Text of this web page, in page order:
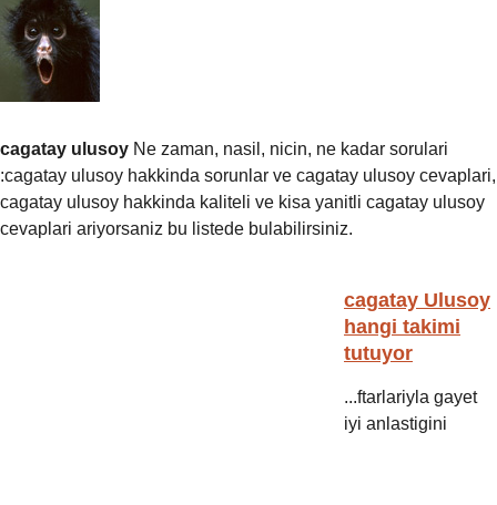
cagatay ulusoy Ne zaman, nasil, nicin, ne kadar sorulari
:cagatay ulusoy hakkinda sorunlar ve cagatay ulusoy cevaplari,
cagatay ulusoy hakkinda kaliteli ve kisa yanitli cagatay ulusoy
cevaplari ariyorsaniz bu listede bulabilirsiniz.
cagatay Ulusoy
hangi takimi
tutuyor
...ftarlariyla gayet
iyi anlastigini